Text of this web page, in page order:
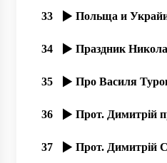
33
34
35
36
37